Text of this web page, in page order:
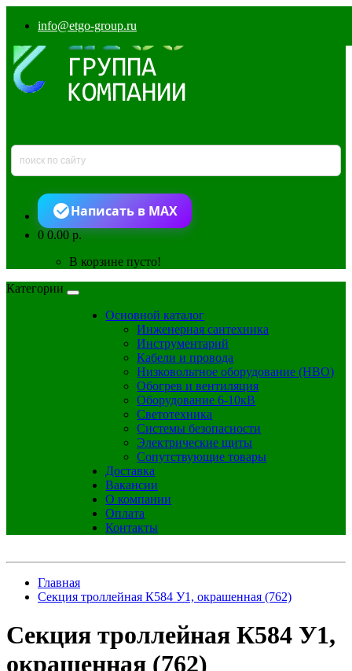
info@etgo-group.ru
Написать в MAX
00.00 р.
В корзине пусто!
Категории
Основной каталог
Инженерная сантехника
Инструментарий
Кабели и провода
Низковольтное оборудование (НВО)
Обогрев и вентиляция
Оборудование 6-10кВ
Светотехника
Системы безопасности
Электрические щиты
Сопутствующие товары
Доставка
Вакансии
О компании
Оплата
Контакты
Главная
Секция троллейная К584 У1, окрашенная (762)
Секция троллейная К584 У1,
окрашенная (762)